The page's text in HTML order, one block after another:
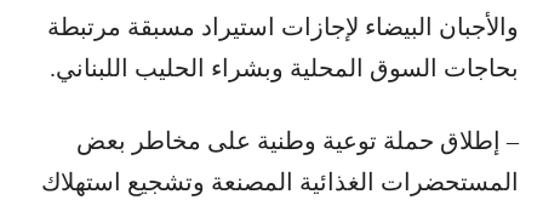
والأجبان البيضاء لإجازات استيراد مسبقة مرتبطة
بحاجات السوق المحلية وبشراء الحليب اللبناني.
– إطلاق حملة توعية وطنية على مخاطر بعض
المستحضرات الغذائية المصنعة وتشجيع استهلاك